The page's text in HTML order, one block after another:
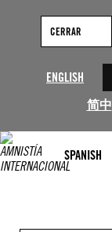
ENGLISH
简中
CERRAR
SPANISH
contenido